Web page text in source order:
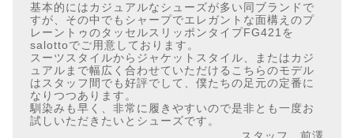
基本的にはカジュアルなシューズが多い同ブランドで
すが、その中でもシャープでエレガントな面構えのプ
レーントゥのタッセルスリッポンタイプFG421を
salottoでご用意しております。
スーツスタイルからジャケットスタイル、またはカジ
ュアルまで幅広く合わせていただけるこちらのモデル
はスタッフ間でも好評でして、僕たちの足元の定番に
なりつつあります。
馴染みも早く、非常に履きやすいので是非とも一度お
試しいただきたいとシューズです。